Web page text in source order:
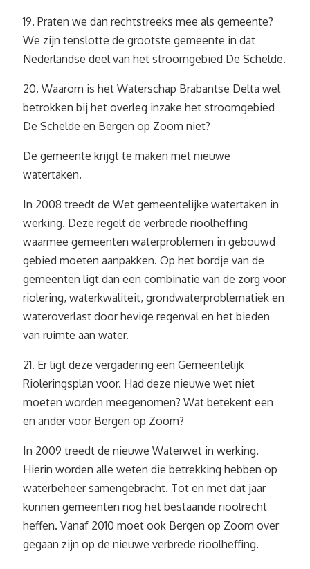
19. Praten we dan rechtstreeks mee als gemeente?
We zijn tenslotte de grootste gemeente in dat
Nederlandse deel van het stroomgebied De Schelde.
20. Waarom is het Waterschap Brabantse Delta wel
betrokken bij het overleg inzake het stroomgebied
De Schelde en Bergen op Zoom niet?
De gemeente krijgt te maken met nieuwe
watertaken.
In 2008 treedt de Wet gemeentelijke watertaken in
werking. Deze regelt de verbrede rioolheffing
waarmee gemeenten waterproblemen in gebouwd
gebied moeten aanpakken. Op het bordje van de
gemeenten ligt dan een combinatie van de zorg voor
riolering, waterkwaliteit, grondwaterproblematiek en
wateroverlast door hevige regenval en het bieden
van ruimte aan water.
21. Er ligt deze vergadering een Gemeentelijk
Rioleringsplan voor. Had deze nieuwe wet niet
moeten worden meegenomen? Wat betekent een
en ander voor Bergen op Zoom?
In 2009 treedt de nieuwe Waterwet in werking.
Hierin worden alle weten die betrekking hebben op
waterbeheer samengebracht. Tot en met dat jaar
kunnen gemeenten nog het bestaande rioolrecht
heffen. Vanaf 2010 moet ook Bergen op Zoom over
gegaan zijn op de nieuwe verbrede rioolheffing.